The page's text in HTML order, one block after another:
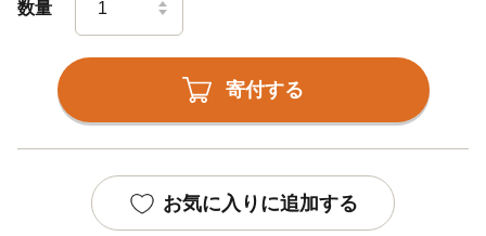
数量
寄付する
お気に入りに追加する